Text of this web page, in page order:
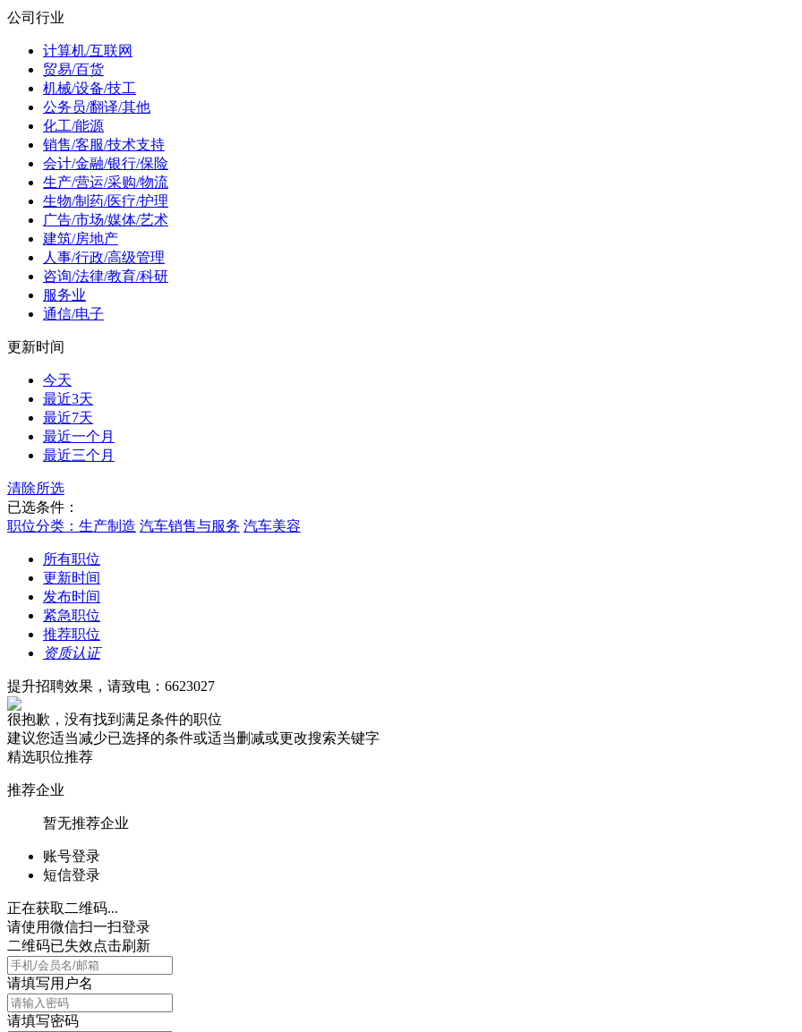
公司行业
计算机/互联网
贸易/百货
机械/设备/技工
公务员/翻译/其他
化工/能源
销售/客服/技术支持
会计/金融/银行/保险
生产/营运/采购/物流
生物/制药/医疗/护理
广告/市场/媒体/艺术
建筑/房地产
人事/行政/高级管理
咨询/法律/教育/科研
服务业
通信/电子
更新时间
今天
最近3天
最近7天
最近一个月
最近三个月
清除所选
已选条件：
职位分类：生产制造 汽车销售与服务 汽车美容
所有职位
更新时间
发布时间
紧急职位
推荐职位
资质认证
提升招聘效果，请致电：6623027
很抱歉，没有找到满足条件的职位
建议您适当减少已选择的条件或适当删减或更改搜索关键字
精选职位推荐
推荐企业
暂无推荐企业
账号登录
短信登录
正在获取二维码...
请使用微信扫一扫登录
二维码已失效点击刷新
请填写用户名
请填写密码